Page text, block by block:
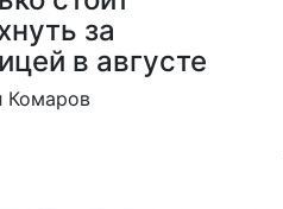
за
в августе
Комаров